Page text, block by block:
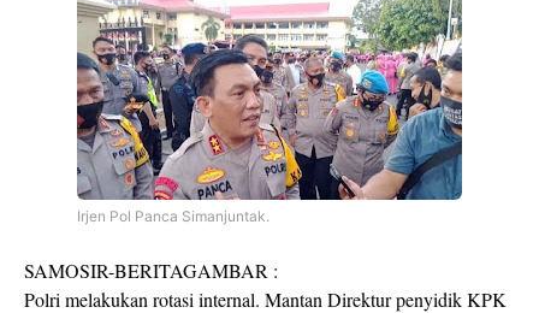
Irjen Pol Panca Simanjuntak.
SAMOSIR-BERITAGAMBAR :
Polri melakukan rotasi internal. Mantan Direktur penyidik KPK